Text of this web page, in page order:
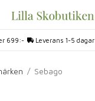
699:- Leverans 1-5 dagar
/ Sebago